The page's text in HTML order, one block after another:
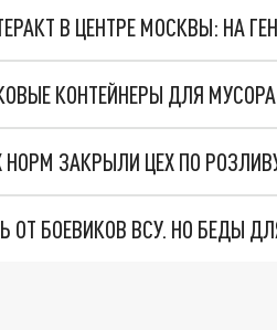
В ЦЕНТРЕ МОСКВЫ: НА
КОНТЕЙНЕРЫ ДЛЯ
ЗАКРЫЛИ ЦЕХ ПО
ОТ БОЕВИКОВ ВСУ. НО БЕДЫ